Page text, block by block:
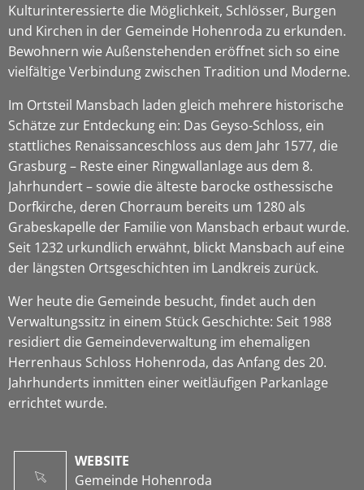
Kulturinteressierte die Möglichkeit, Schlösser, Burgen
und Kirchen in der Gemeinde Hohenroda zu erkunden.
Bewohnern wie Außenstehenden eröffnet sich so eine
vielfältige Verbindung zwischen Tradition und Moderne.
Im Ortsteil Mansbach laden gleich mehrere historische
Schätze zur Entdeckung ein: Das Geyso-Schloss, ein
stattliches Renaissanceschloss aus dem Jahr 1577, die
Grasburg – Reste einer Ringwallanlage aus dem 8.
Jahrhundert – sowie die älteste barocke osthessische
Dorfkirche, deren Chorraum bereits um 1280 als
Grabeskapelle der Familie von Mansbach erbaut wurde.
Seit 1232 urkundlich erwähnt, blickt Mansbach auf eine
der längsten Ortsgeschichten im Landkreis zurück.
Wer heute die Gemeinde besucht, findet auch den
Verwaltungssitz in einem Stück Geschichte: Seit 1988
residiert die Gemeindeverwaltung im ehemaligen
Herrenhaus Schloss Hohenroda, das Anfang des 20.
Jahrhunderts inmitten einer weitläufigen Parkanlage
errichtet wurde.
WEBSITE
Gemeinde Hohenroda